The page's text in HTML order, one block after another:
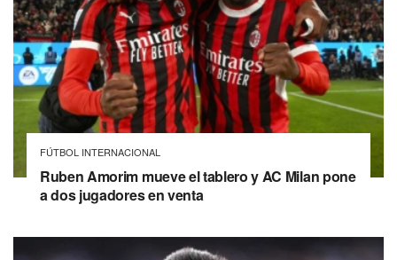
FÚTBOL INTERNACIONAL
Ruben Amorim mueve el tablero y AC Milan pone
a dos jugadores en venta